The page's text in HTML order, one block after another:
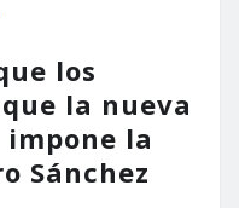
los
la nueva
la
Sánchez